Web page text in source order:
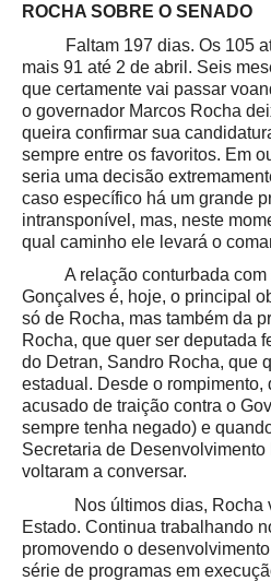
ROCHA SOBRE O SENADO
Faltam 197 dias. Os 105
mais 91 até 2 de abril. Seis
que certamente vai passar
o governador Marcos Rocha
queira confirmar sua
sempre entre os favoritos. Em
seria uma decisão
caso específico há um grande
intransponível, mas, neste
qual caminho ele levará o
A relação conturbada com
Gonçalves é, hoje, o principal
só de Rocha, mas também da
Rocha, que quer ser deputada
do Detran, Sandro Rocha, que
estadual. Desde o rompimento,
acusado de traição contra o
sempre tenha negado) e
Secretaria de
voltaram a conversar.
Nos últimos dias, Rocha
Estado. Continua trabalhando
promovendo o
série de programas em